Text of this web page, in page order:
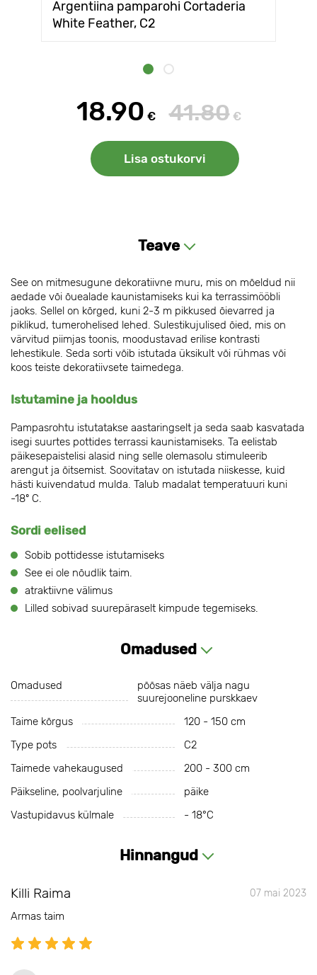
Argentiina pamparohi Cortaderia
White Feather, С2
18.90 € 41.80 €
Lisa ostukorvi
Teave
See on mitmesugune dekoratiivne muru, mis on mõeldud nii
aedade või õuealade kaunistamiseks kui ka terrassimööbli
jaoks. Sellel on kõrged, kuni 2-3 m pikkused õievarred ja
piklikud, tumerohelised lehed. Sulestikujulised õied, mis on
värvitud piimjas toonis, moodustavad erilise kontrasti
lehestikule. Seda sorti võib istutada üksikult või rühmas või
koos teiste dekoratiivsete taimedega.
Istutamine ja hooldus
Pampasrohtu istutatakse aastaringselt ja seda saab kasvatada
isegi suurtes pottides terrassi kaunistamiseks. Ta eelistab
päikesepaistelisi alasid ning selle olemasolu stimuleerib
arengut ja õitsemist. Soovitatav on istutada niiskesse, kuid
hästi kuivendatud mulda. Talub madalat temperatuuri kuni
-18º C.
Sordi eelised
Sobib pottidesse istutamiseks
See ei ole nõudlik taim.
atraktiivne välimus
Lilled sobivad suurepäraselt kimpude tegemiseks.
Omadused
Omadused
põõsas näeb välja nagu
suurejooneline purskkaev
Taime kõrgus
120 - 150 cm
Type pots
С2
Taimede vahekaugused
200 - 300 cm
Päikseline, poolvarjuline
päike
Vastupidavus külmale
- 18°С
Hinnangud
Killi Raima 07 mai 2023
Armas taim